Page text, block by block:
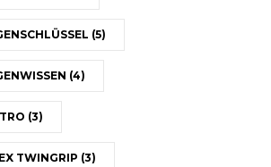
(5)
(4)
(3)
TWINGRIP (3)